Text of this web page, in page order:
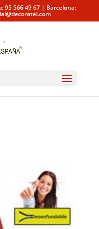
95 566 49 67 | Barcelona: